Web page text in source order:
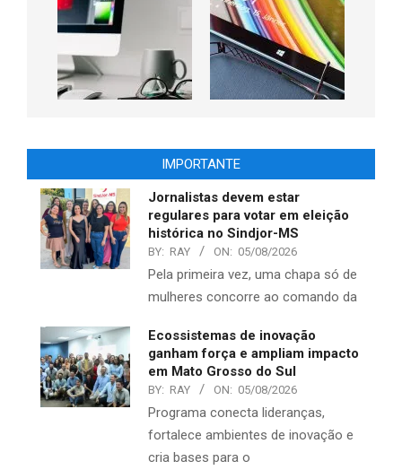
IMPORTANTE
Jornalistas devem estar
regulares para votar em eleição
histórica no Sindjor-MS
BY: RAY ON: 05/08/2026
Pela primeira vez, uma chapa só de
mulheres concorre ao comando da
Ecossistemas de inovação
ganham força e ampliam impacto
em Mato Grosso do Sul
BY: RAY ON: 05/08/2026
Programa conecta lideranças,
fortalece ambientes de inovação e
cria bases para o